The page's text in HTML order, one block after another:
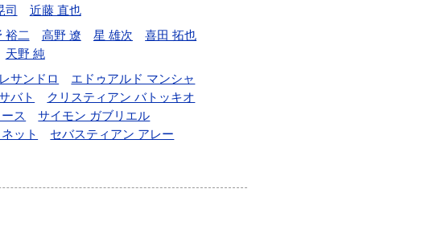
司
近藤 直也
裕二 高野 遼 星 雄次
喜田 拓也
天野 純
サンドロ
エドゥアルド マンシャ
バト
クリスティアン バトッキオ
ス
サイモン ガブリエル
ット セバスティアン アレー